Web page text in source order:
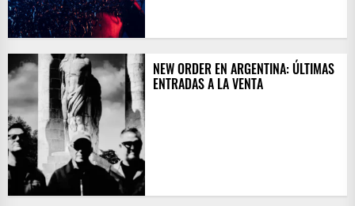
NEW ORDER EN ARGENTINA: ÚLTIMAS
ENTRADAS A LA VENTA